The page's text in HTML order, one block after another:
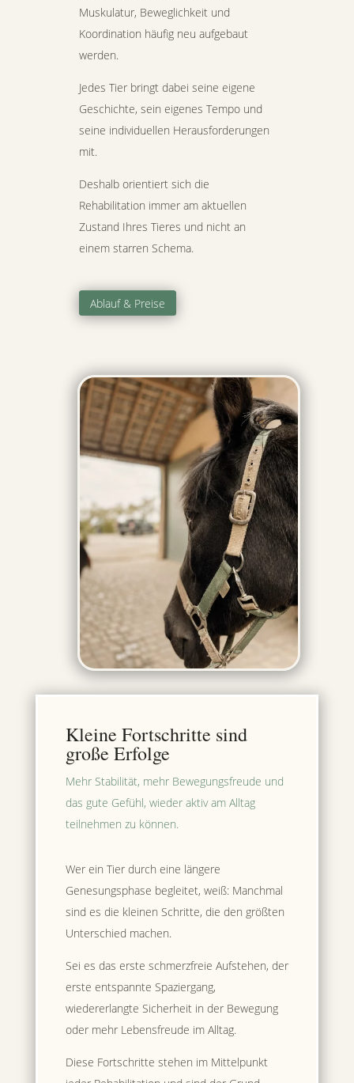
Muskulatur, Beweglichkeit und
Koordination häufig neu aufgebaut
werden.
Jedes Tier bringt dabei seine eigene
Geschichte, sein eigenes Tempo und
seine individuellen Herausforderungen
mit.
Deshalb orientiert sich die
Rehabilitation immer am aktuellen
Zustand Ihres Tieres und nicht an
einem starren Schema.
Ablauf & Preise
Kleine Fortschritte sind
große Erfolge
Mehr Stabilität, mehr Bewegungsfreude und
das gute Gefühl, wieder aktiv am Alltag
teilnehmen zu können.
Wer ein Tier durch eine längere
Genesungsphase begleitet, weiß: Manchmal
sind es die kleinen Schritte, die den größten
Unterschied machen.
Sei es das erste schmerzfreie Aufstehen, der
erste entspannte Spaziergang,
wiedererlangte Sicherheit in der Bewegung
oder mehr Lebensfreude im Alltag.
Diese Fortschritte stehen im Mittelpunkt